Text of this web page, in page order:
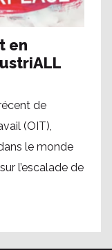
en
de
(OIT),
le monde
l’escalade de